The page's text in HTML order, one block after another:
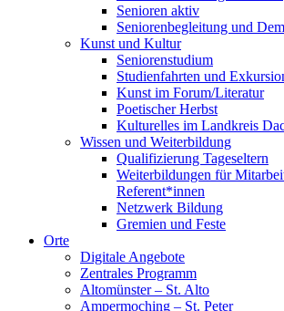
Senioren aktiv
Seniorenbegleitung und
Kunst und Kultur
Seniorenstudium
Studienfahrten und
Kunst im Forum/Literatur
Poetischer Herbst
Kulturelles im Landkreis
Wissen und Weiterbildung
Qualifizierung Tageseltern
Weiterbildungen für
Referent*innen
Netzwerk Bildung
Gremien und Feste
Orte
Digitale Angebote
Zentrales Programm
Altomünster – St. Alto
Ampermoching – St. Peter